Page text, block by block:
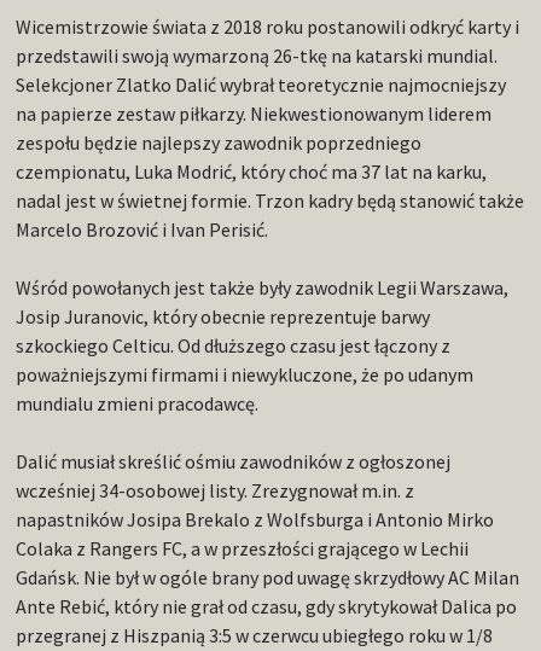
Wicemistrzowie świata z 2018 roku postanowili odkryć karty i
przedstawili swoją wymarzoną 26-tkę na katarski mundial.
Selekcjoner Zlatko Dalić wybrał teoretycznie najmocniejszy
na papierze zestaw piłkarzy. Niekwestionowanym liderem
zespołu będzie najlepszy zawodnik poprzedniego
czempionatu, Luka Modrić, który choć ma 37 lat na karku,
nadal jest w świetnej formie. Trzon kadry będą stanowić także
Marcelo Brozović i Ivan Perisić.
Wśród powołanych jest także były zawodnik Legii Warszawa,
Josip Juranovic, który obecnie reprezentuje barwy
szkockiego Celticu. Od dłuższego czasu jest łączony z
poważniejszymi firmami i niewykluczone, że po udanym
mundialu zmieni pracodawcę.
Dalić musiał skreślić ośmiu zawodników z ogłoszonej
wcześniej 34-osobowej listy. Zrezygnował m.in. z
napastników Josipa Brekalo z Wolfsburga i Antonio Mirko
Colaka z Rangers FC, a w przeszłości grającego w Lechii
Gdańsk. Nie był w ogóle brany pod uwagę skrzydłowy AC Milan
Ante Rebić, który nie grał od czasu, gdy skrytykował Dalica po
przegranej z Hiszpanią 3:5 w czerwcu ubiegłego roku w 1/8